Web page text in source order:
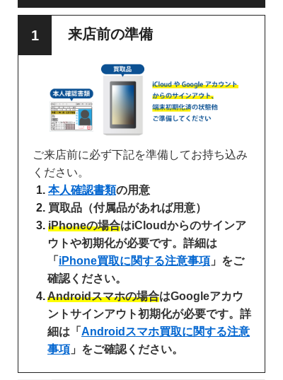
来店前の準備
ご来店前に必ず下記を準備してお持ち込み
ください。
本人確認書類の用意
買取品（付属品があれば用意）
iPhoneの場合はiCloudからのサインア
ウトや初期化が必要です。詳細は
「 iPhone買取に関する注意事項 」をご
確認ください。
Androidスマホの場合はGoogleアカウ
ントサインアウト初期化が必要です。詳
細は「 Androidスマホ買取に関する注意
事項 」をご確認ください。